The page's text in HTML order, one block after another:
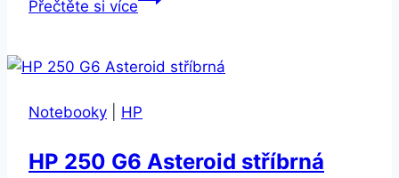
Přečtěte si více
8108
Notebooky HP
HP 250 G6 Asteroid stříbrná